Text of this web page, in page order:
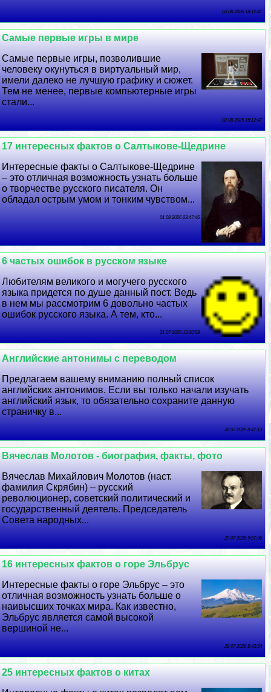
03 08 2026 14:12:47
Самые первые игры в мире
Самые первые игры, позволившие
человеку окунуться в виртуальный мир,
имели далеко не лучшую графику и сюжет.
Тем не менее, первые компьютерные игры
стали...
02 08 2026 15:12:47
17 интересных фактов о Салтыкове-Щедрине
Интересные факты о Салтыкове-Щедрине
– это отличная возможность узнать больше
о творчестве русского писателя. Он
обладал острым умом и тонким чувством...
01 08 2026 23:47:46
6 частых ошибок в русском языке
Любителям великого и могучего русского
языка придется по душе данный пост. Ведь
в нем мы рассмотрим 6 довольно частых
ошибок русского языка. А тем, кто...
31 07 2026 13:20:58
Английские антонимы с переводом
Предлагаем вашему вниманию полный список
английских антонимов. Если вы только начали изучать
английский язык, то обязательно сохраните данную
страничку в...
30 07 2026 8:47:13
Вячеслав Молотов - биография, факты, фото
Вячеслав Михайлович Молотов (наст.
фамилия Скрябин) – русский
революционер, советский политический и
государственный деятель. Председатель
Совета народных...
29 07 2026 9:57:36
16 интересных фактов о горе Эльбрус
Интересные факты о горе Эльбрус – это
отличная возможность узнать больше о
наивысших точках мира. Как известно,
Эльбрус является самой высокой
вершиной не...
28 07 2026 8:43:54
25 интересных фактов о китах